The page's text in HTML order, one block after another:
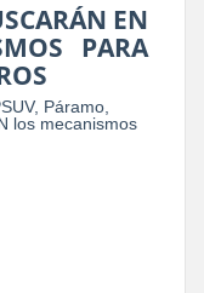
EN
PARA